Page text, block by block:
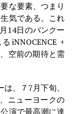
な要素、つまり
気である。これ
14日のバンクー
iNNOCENCE +
空前の期待と需
、７7月下旬、
ニューヨークの
演で最高潮に達